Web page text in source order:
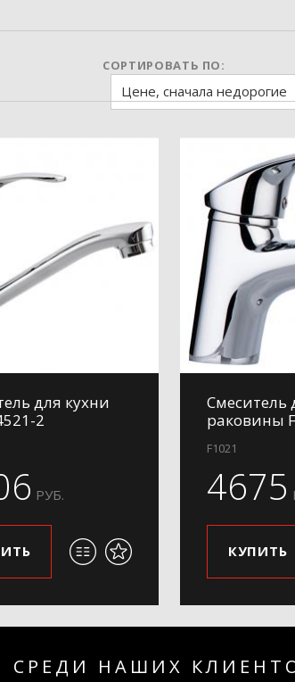
СОРТИРОВАТЬ ПО:
Цене, сначала недорогие
для кухни
2
РУБ.
Смеситель
раковины
F1021
4675
КУПИТЬ
СРЕДИ НАШИХ